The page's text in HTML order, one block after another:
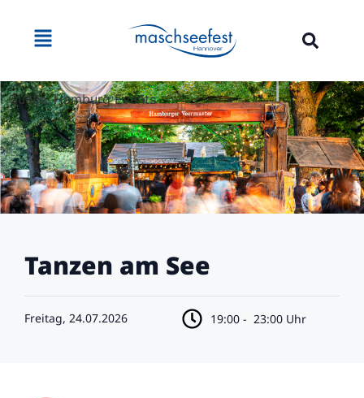
Quelle: Hamburg Events
Tanzen am See
Freitag, 24.07.2026 19:00 - 23:00 Uhr